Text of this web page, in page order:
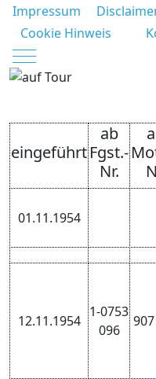
Impressum
Cookie Hinweis
Mobile Menu Toggle
eingeführt
ab
Fgst.-
Nr.
01.11.1954
12.11.1954
1-0753
096